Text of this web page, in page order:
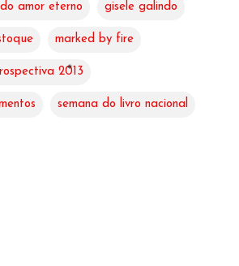
amor eterno gisele galindo
marked by fire
2013
semana do livro nacional